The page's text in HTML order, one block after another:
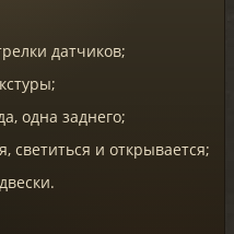
датчиков;
одна заднего;
светиться и открывается;